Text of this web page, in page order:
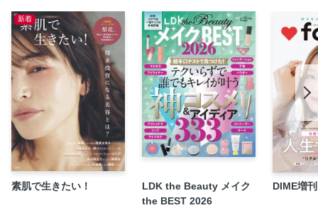
COLUMN 簡単ワザあり！ スタイリングポイント
BEFORE→AFTER 2_巻き足して動きをプラス
Dance design tunerでスタイル無限大∞ しなやかな動きと束
感で狙い通りの髪型に
COLUMN 簡単ワザあり！ スタイリングポイント
BEFORE→AFTER 3_さらっと耳にかけてスマート
思わず触れたくなる“ふわ揺れ質感” のトリコ♡
個性を重視！軽やかな動きを引き出すニュアンスヘア
おしゃれ上級者への道 レベル別 HAIR ARRANGE
甘さと辛さをMIXしてレディライクに仕立てる in 横浜ベルエ
ポック美容専門学校
新着
素肌で生きたい！
LDK the Beauty メイク
the BEST 2026
DIME増